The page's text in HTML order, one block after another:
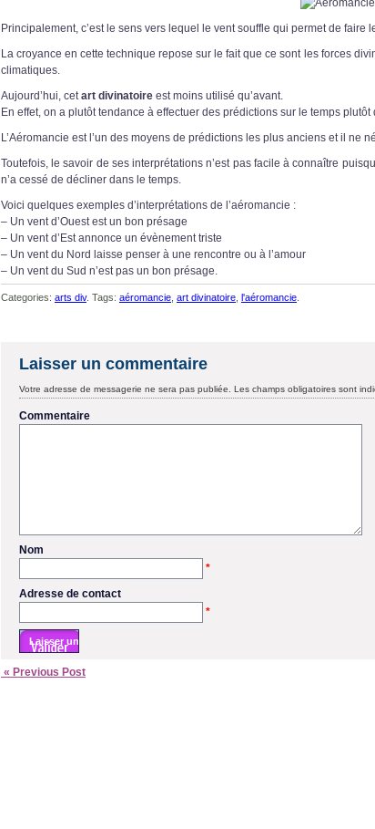
Principalement, c’est le sens vers lequel le vent souffle qui permet de faire
La croyance en cette technique repose sur le fait que ce sont les forces
climatiques.
Aujourd’hui, cetart divinatoire est moins utilisé qu’avant.
En effet, on a plutôt tendance à effectuer des prédictions sur le temps
L’Aéromancie est l’un des moyens de prédictions les plus anciens et il ne
Toutefois, le savoir de ses interprétations n’est pas facile à connaître
n’a cessé de décliner dans le temps.
Voici quelques exemples d’interprétations de l’aéromancie :
– Un vent d’Ouest est un bon présage
– Un vent d’Est annonce un évènement triste
– Un vent du Nord laisse penser à une rencontre ou à l’amour
– Un vent du Sud n’est pas un bon présage.
Categories: arts div. Tags: aéromancie art divinatoire l'aéromancie
Laisser un commentaire
Votre adresse de messagerie ne sera pas publiée. Les champs obligatoires sont
Commentaire
Nom
*
Adresse de contact
*
« Previous Post